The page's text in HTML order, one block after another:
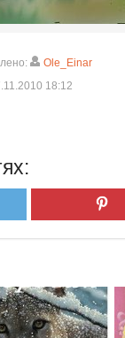
Ole_Einar
18:12